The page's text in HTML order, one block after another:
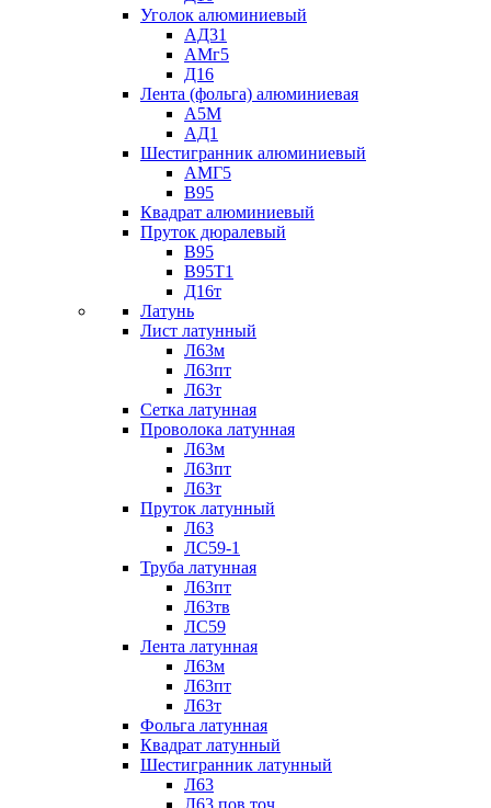
Уголок алюминиевый
АД31
АМг5
Д16
Лента (фольга) алюминиевая
А5М
АД1
Шестигранник алюминиевый
АМГ5
В95
Квадрат алюминиевый
Пруток дюралевый
В95
В95Т1
Д16т
Латунь
Лист латунный
Л63м
Л63пт
Л63т
Сетка латунная
Проволока латунная
Л63м
Л63пт
Л63т
Пруток латунный
Л63
ЛС59-1
Труба латунная
Л63пт
Л63тв
ЛС59
Лента латунная
Л63м
Л63пт
Л63т
Фольга латунная
Квадрат латунный
Шестигранник латунный
Л63
Л63 пов точ